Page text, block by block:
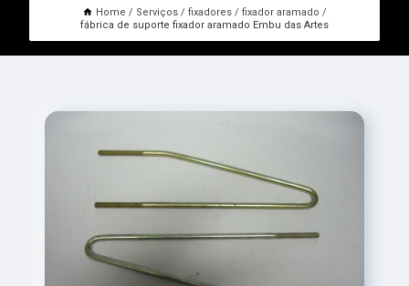
Home Serviços fixadores
fixador aramado
fábrica de suporte fixador aramado Embu das Artes